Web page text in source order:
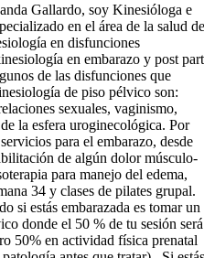
Gallardo, soy Kinesióloga e
en el área de la salud de
en disfunciones
en embarazo y post
de las disfunciones que
de piso pélvico son:
sexuales, vaginismo,
la esfera uroginecológica. Por
para el embarazo, desde
de algún dolor músculo-
para manejo del edema,
34 y clases de pilates grupal.
si estás embarazada es tomar un
donde el 50 % de tu sesión será
50% en actividad física prenatal